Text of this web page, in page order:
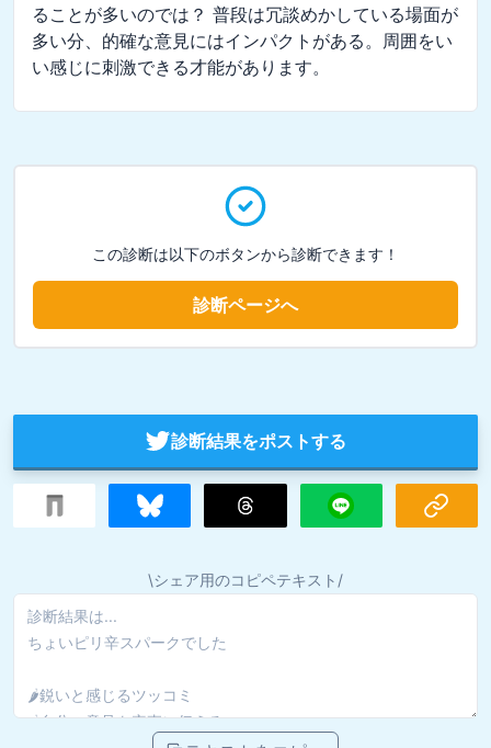
ることが多いのでは？ 普段は冗談めかしている場面が
多い分、的確な意見にはインパクトがある。周囲をい
い感じに刺激できる才能があります。
この診断は以下のボタンから診断できます！
診断ページへ
診断結果をポストする
\シェア用のコピペテキスト/